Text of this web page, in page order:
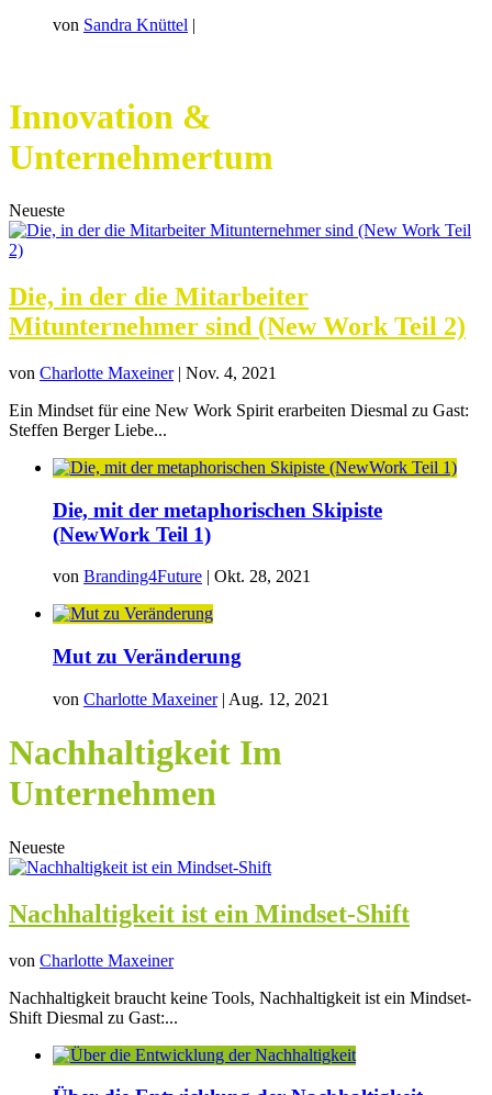
von Sandra Knüttel |
Innovation &
Unternehmertum
Neueste
Die, in der die Mitarbeiter
Mitunternehmer sind (New Work Teil 2)
von Charlotte Maxeiner| Nov. 4, 2021
Ein Mindset für eine New Work Spirit erarbeiten Diesmal zu Gast:
Steffen Berger Liebe...
Die, mit der metaphorischen Skipiste
(NewWork Teil 1)
von Branding4Future | Okt. 28, 2021
Mut zu Veränderung
von Charlotte Maxeiner| Aug. 12, 2021
Nachhaltigkeit Im
Unternehmen
Neueste
Nachhaltigkeit ist ein Mindset-Shift
von Charlotte Maxeiner
Nachhaltigkeit braucht keine Tools, Nachhaltigkeit ist ein Mindset-
Shift Diesmal zu Gast:...